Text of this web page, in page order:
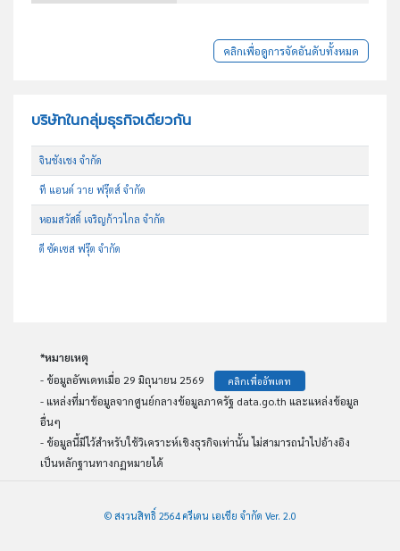
คลิกเพื่อดูการจัดอันดับทั้งหมด
บริษัทในกลุ่มธุรกิจเดียวกัน
จินชังเชง จำกัด
ที แอนด์ วาย ฟรุ๊ตส์ จำกัด
หอมสวัสดิ์ เจริญก้าวไกล จำกัด
ดี ซัคเซส ฟรุ๊ต จำกัด
*หมายเหตุ
- ข้อมูลอัพเดทเมื่อ 29 มิถุนายน 2569
คลิกเพื่ออัพเดท
- แหล่งที่มาข้อมูลจากศูนย์กลางข้อมูลภาครัฐ data.go.th และแหล่งข้อมูล
อื่นๆ
- ข้อมูลนี้มีไว้สำหรับใช้วิเคราะห์เชิงธุรกิจเท่านั้น ไม่สามารถนำไปอ้างอิง
เป็นหลักฐานทางกฏหมายได้
© สงวนสิทธิ์ 2564 ครีเดน เอเชีย จำกัด Ver. 2.0